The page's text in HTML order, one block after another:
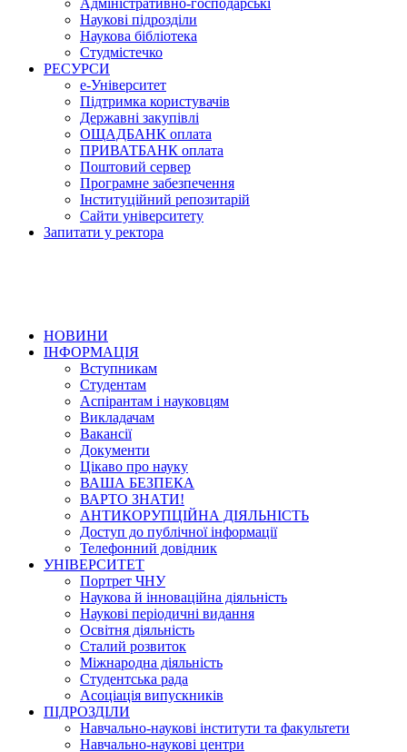
Наукові підрозділи
Наукова бібліотека
Студмістечко
РЕСУРСИ
е-Університет
Підтримка користувачів
Державні закупівлі
ОЩАДБАНК оплата
ПРИВАТБАНК оплата
Поштовий сервер
Програмне забезпечення
Інституційний репозитарій
Сайти університету
Запитати у ректора
НОВИНИ
ІНФОРМАЦІЯ
Вступникам
Студентам
Аспірантам і науковцям
Викладачам
Вакансії
Документи
Цікаво про науку
ВАША БЕЗПЕКА
ВАРТО ЗНАТИ!
АНТИКОРУПЦІЙНА ДІЯЛЬНІСТЬ
Доступ до публічної інформації
Телефонний довідник
УНІВЕРСИТЕТ
Портрет ЧНУ
Наукова й інноваційна діяльність
Наукові періодичні видання
Освітня діяльність
Сталий розвиток
Міжнародна діяльність
Студентська рада
Асоціація випускників
ПІДРОЗДІЛИ
Навчально-наукові інститути та факультети
Навчально-наукові центри